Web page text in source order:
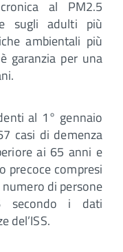
al PM2.5
sugli adulti più
ambientali più
garanzia per una
al 1° gennaio
casi di demenza
ai 65 anni e
precoce compresi
di persone
secondo i dati
del’ISS.